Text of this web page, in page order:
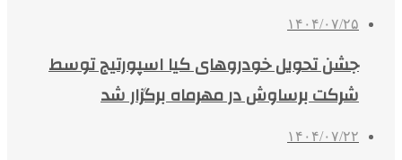
۱۴۰۴/۰۷/۲۵
جشن تحویل خودروهای کیا اسپورتیج توسط
شرکت برساوش در مهرماه برگزار شد
۱۴۰۴/۰۷/۲۲